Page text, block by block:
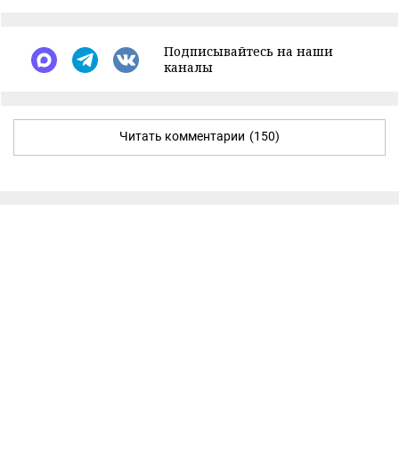
Подписывайтесь на наши
каналы
Читать комментарии (150)